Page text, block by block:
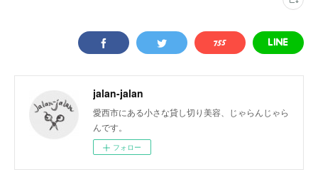
jalan-jalan
愛西市にある小さな貸し切り美容、じゃらんじゃら
んです。
フォロー